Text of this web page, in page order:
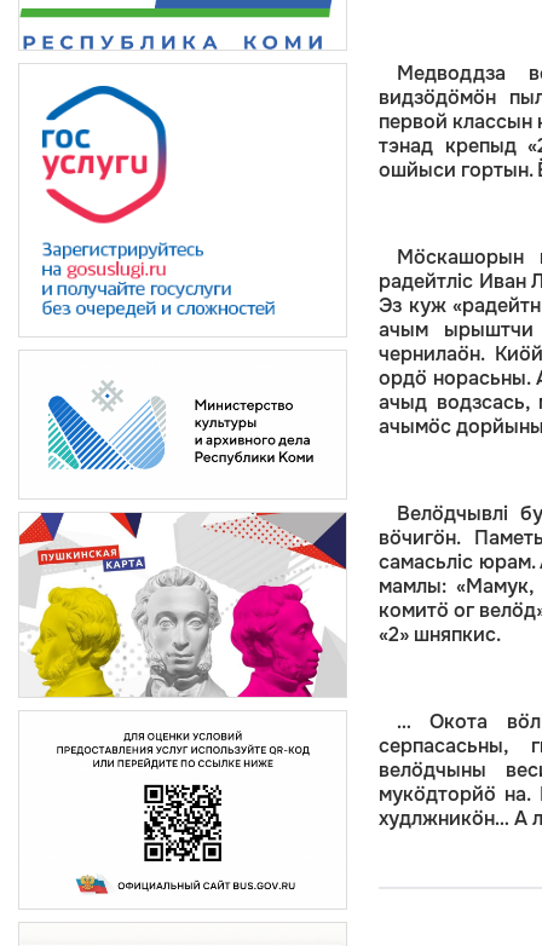
Медводдза
видзӧдӧмӧн
первой классын
тэнад крепыд
ошйыси гортын.
Мӧскашорын
радейтліс Иван
Эз куж
ачым
чернилаӧн.
ордӧ норасьны.
ачыд водзсась,
ачымӧс
Велӧдчывлі
вӧчигӧн.
самасьліс
мамлы: «Мамук,
комитӧ ог
«2» шняпкис.
… Окота
серпасасьны,
велӧдчыны
мукӧдторйӧ на.
худлжникӧн… А